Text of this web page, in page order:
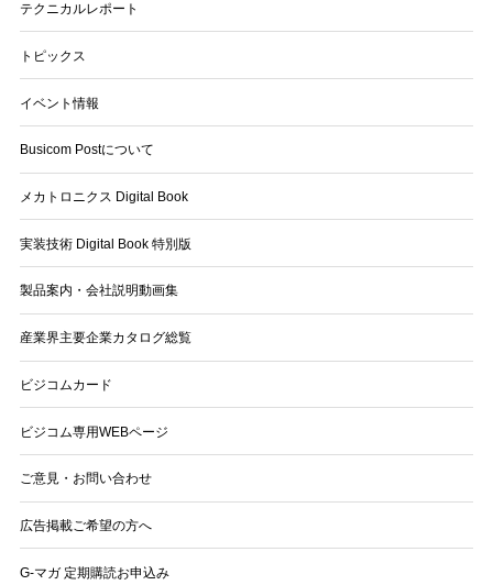
テクニカルレポート
トピックス
イベント情報
Busicom Postについて
メカトロニクス Digital Book
実装技術 Digital Book 特別版
製品案内・会社説明動画集
産業界主要企業カタログ総覧
ビジコムカード
ビジコム専用WEBページ
ご意見・お問い合わせ
広告掲載ご希望の方へ
G-マガ 定期購読お申込み